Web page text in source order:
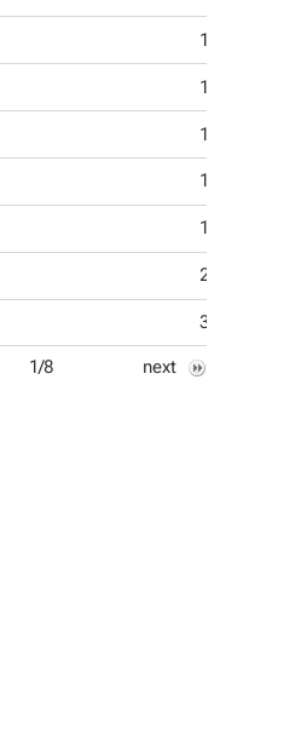
1
1
1
1
1
2
3
next
1/8